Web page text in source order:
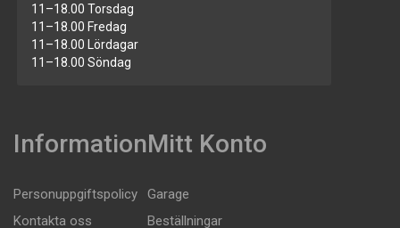
11–18.00 Torsdag
11–18.00 Fredag
11–18.00 Lördagar
11–18.00 Söndag
Information
Personuppgiftspolicy
Kontakta oss
Mitt Konto
Garage
Beställningar